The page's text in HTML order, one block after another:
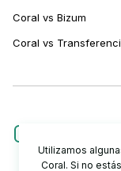
Coral vs Bizum
Coral vs
Utilizamos
Coral. Si no